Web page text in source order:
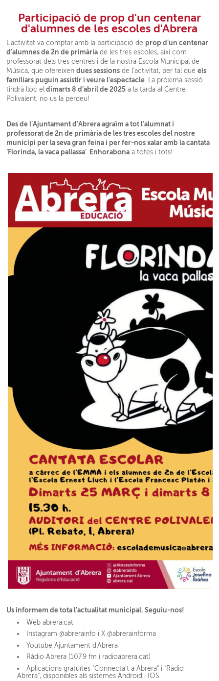
Participació de prop d'un centenar
d'alumnes de les escoles d'Abrera
L'activitat va comptar amb la participació de prop d’un centenar
d’alumnes de 2n de primària de les tres escoles, així com
professorat dels tres centres i de la nostra Escola Municipal de
Música, que ofereixendues sessions de l’activitat, per tal queels
familiars puguin assistir i veure l’espectacle. La pròxima sessió
tindrà lloc el dimarts 8 d’abril de 2025 a la tarda al Centre
Polivalent, no us la perdeu!
Des de l’Ajuntament d’Abrera agraïm a tot l’alumnat i
professorat de 2n de primària de les tres escoles del nostre
municipi per la seva gran feina i per fer-nos xalar amb la cantata
‘Florinda, la vaca pallassa’. Enhorabona a totes i tots!
Us informem de tota l'actualitat municipal. Seguiu-nos!
Web abrera.cat
Instagram @abrerainfo i X @abrerainforma
Youtube Ajuntament d'Abrera
Ràdio Abrera (107.9 fm i radioabrera.cat)
Aplicacions gratuïtes "Connecta't a Abrera" i "Ràdio
Abrera", disponibles als sistemes Android i IOS.